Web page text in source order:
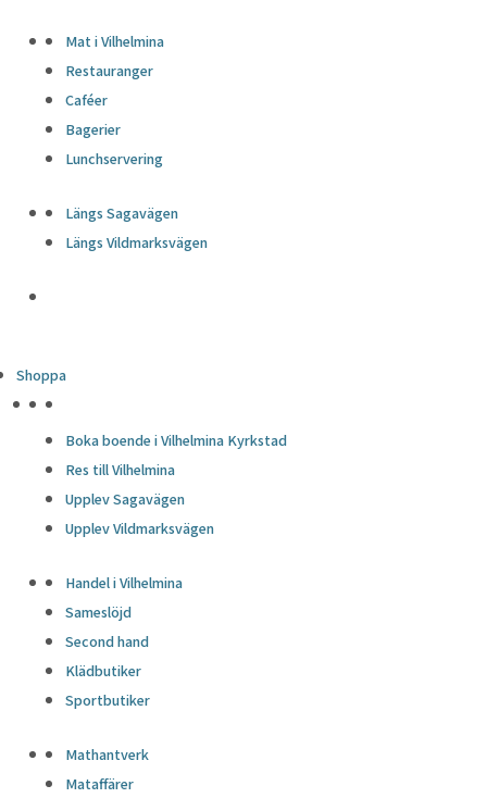
Mat i Vilhelmina
Restauranger
Caféer
Bagerier
Lunchservering
Längs Sagavägen
Längs Vildmarksvägen
Shoppa
Boka boende i Vilhelmina Kyrkstad
Res till Vilhelmina
Upplev Sagavägen
Upplev Vildmarksvägen
Handel i Vilhelmina
Sameslöjd
Second hand
Klädbutiker
Sportbutiker
Mathantverk
Mataffärer